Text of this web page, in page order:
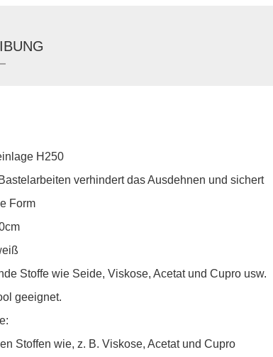
H250
verhindert das Ausdehnen und sichert
Form
Stoffe wie Seide, Viskose, Acetat und Cupro usw.
geeignet.
Stoffen wie, z. B. Viskose, Acetat und Cupro